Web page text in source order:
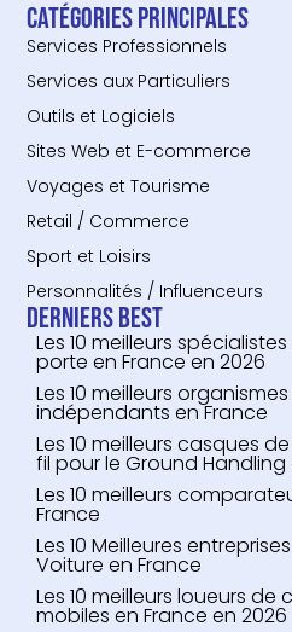
Catégories principales
Services Professionnels
Services aux Particuliers
Outils et Logiciels
Sites Web et E-commerce
Voyages et Tourisme
Retail / Commerce
Sport et Loisirs
Personnalités / Influenceurs
Derniers Best
Les 10 meilleurs
porte en France en 2026
Les 10 meilleurs
indépendants en France
Les 10 meilleurs casques
fil pour le Ground Handling
Les 10 meilleurs
France
Les 10 Meilleures
Voiture en France
Les 10 meilleurs loueurs
mobiles en France en 2026